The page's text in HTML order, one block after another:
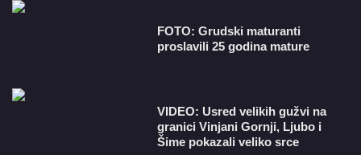
FOTO: Grudski maturanti
proslavili 25 godina mature
VIDEO: Usred velikih gužvi na
granici Vinjani Gornji, Ljubo i
Šime pokazali veliko srce